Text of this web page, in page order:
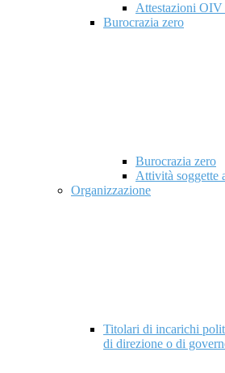
Attestazioni OIV
Burocrazia zero
Burocrazia zero
Attività soggette
Organizzazione
Titolari di incarichi
di direzione o di